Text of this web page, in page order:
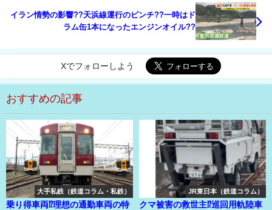
イラン情勢の影響??天浜線運行のピンチ??一時はド
ラム缶1本になったエンジンオイル??
Xでフォローしよう
おすすめの記事
大手私鉄（鉄道コラム・私鉄）
乗り得車両⁉理想の通勤車両の特
JR東日本（鉄道コラム）
クマ被害の救世主⁉巡回用軌陸車